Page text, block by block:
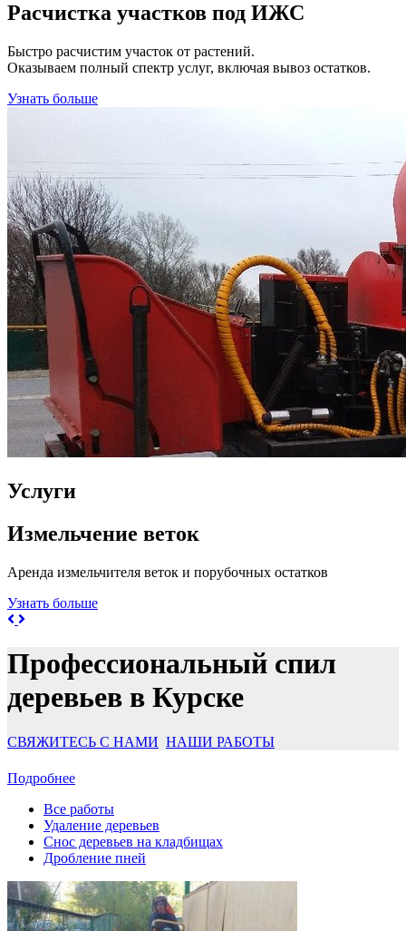
Расчистка участков под ИЖС
Быстро расчистим участок от растений.
Оказываем полный спектр услуг, включая вывоз остатков.
Узнать больше
Услуги
Измельчение веток
Аренда измельчителя веток и порубочных остатков
Узнать больше
Профессиональный спил
деревьев в Курске
СВЯЖИТЕСЬ С НАМИ НАШИ РАБОТЫ
Подробнее
Все работы
Удаление деревьев
Снос деревьев на кладбищах
Дробление пней